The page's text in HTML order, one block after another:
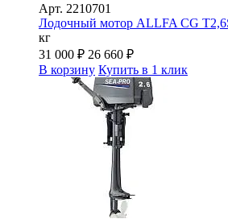
Арт. 2210701
Лодочный мотор ALLFA CG
кг
31 000 ₽ 26 660 ₽
В корзину Купить в 1 клик